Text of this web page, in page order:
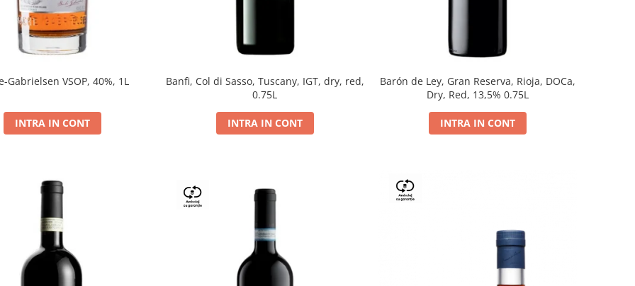
Gabrielsen VSOP, 40%, 1L
INTRA IN CONT
Banfi, Col di Sasso, Tuscany, IGT, dry, red,
0.75L
INTRA IN CONT
Barón de Ley, Gran Reserva, Rioja, DOCa,
Dry, Red, 13,5% 0.75L
INTRA IN CONT